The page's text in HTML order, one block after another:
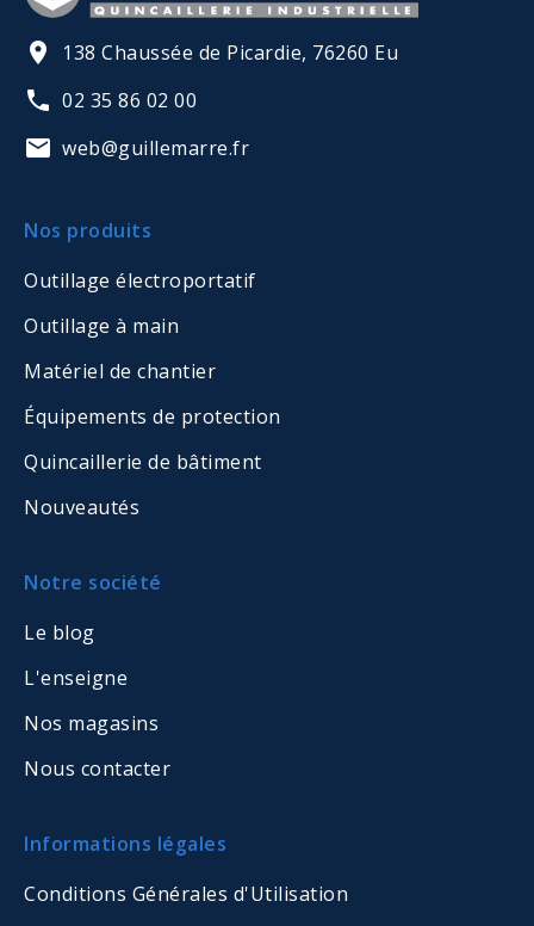
138 Chaussée de Picardie, 76260 Eu
02 35 86 02 00
web@guillemarre.fr
Nos produits
Outillage électroportatif
Outillage à main
Matériel de chantier
Équipements de protection
Quincaillerie de bâtiment
Nouveautés
Notre société
Le blog
L'enseigne
Nos magasins
Nous contacter
Informations légales
Conditions Générales d'Utilisation